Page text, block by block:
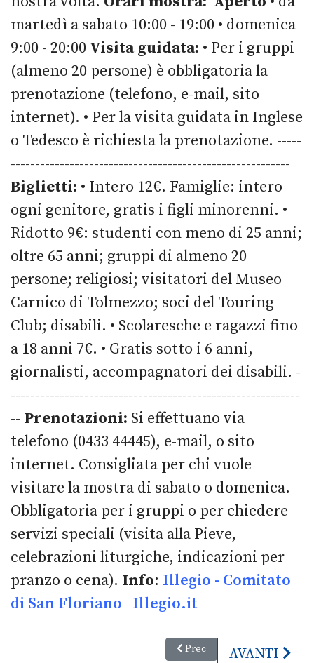
martedì a sabato 10:00 - 19:00 • domenica
9:00 - 20:00 Visita guidata: • Per i gruppi
(almeno 20 persone) è obbligatoria la
prenotazione (telefono, e-mail, sito
internet). • Per la visita guidata in Inglese
o Tedesco è richiesta la prenotazione. -----
---------------------------------------------------------
Biglietti: • Intero 12€. Famiglie: intero
ogni genitore, gratis i figli minorenni. •
Ridotto 9€: studenti con meno di 25 anni;
oltre 65 anni; gruppi di almeno 20
persone; religiosi; visitatori del Museo
Carnico di Tolmezzo; soci del Touring
Club; disabili. • Scolaresche e ragazzi fino
a 18 anni 7€. • Gratis sotto i 6 anni,
giornalisti, accompagnatori dei disabili. -
-----------------------------------------------------------
-- Prenotazioni: Si effettuano via
telefono (0433 44445), e-mail, o sito
internet. Consigliata per chi vuole
visitare la mostra di sabato o domenica.
Obbligatoria per i gruppi o per chiedere
servizi speciali (visita alla Pieve,
celebrazioni liturgiche, indicazioni per
pranzo o cena). Info: Illegio - Comitato
di San Floriano
Illegio.it
Articolo precedente: 5.
Prec ARTICOLO
AVANTI